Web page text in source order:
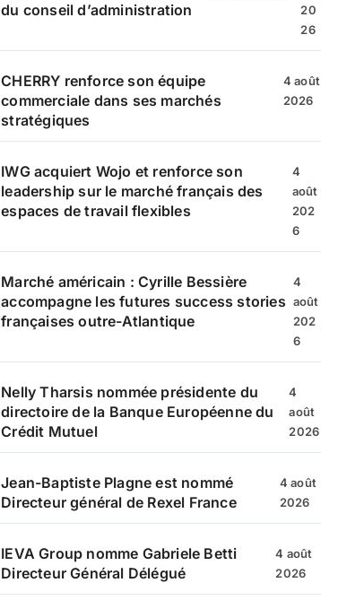
du conseil d’administration
20
26
CHERRY renforce son équipe
commerciale dans ses marchés
stratégiques
4 août
2026
IWG acquiert Wojo et renforce son
leadership sur le marché français des
espaces de travail flexibles
4
août
202
6
Marché américain : Cyrille Bessière
accompagne les futures success stories
françaises outre-Atlantique
4
août
202
6
Nelly Tharsis nommée présidente du
directoire de la Banque Européenne du
Crédit Mutuel
4
août
2026
Jean-Baptiste Plagne est nommé
Directeur général de Rexel France
4 août
2026
IEVA Group nomme Gabriele Betti
Directeur Général Délégué
4 août
2026